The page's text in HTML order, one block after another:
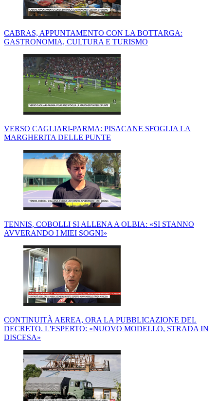
CABRAS, APPUNTAMENTO CON LA BOTTARGA:
GASTRONOMIA, CULTURA E TURISMO
VERSO CAGLIARI-PARMA: PISACANE SFOGLIA LA
MARGHERITA DELLE PUNTE
TENNIS, COBOLLI SI ALLENA A OLBIA: «SI STANNO
AVVERANDO I MIEI SOGNI»
CONTINUITÀ AEREA, ORA LA PUBBLICAZIONE DEL
DECRETO. L'ESPERTO: «NUOVO MODELLO, STRADA IN
DISCESA»